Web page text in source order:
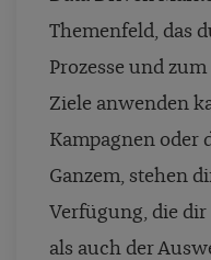
Themenfeld, das
Prozesse und
Ziele anwenden
Kampagnen oder
Ganzem, stehen
Verfügung, die
als auch der